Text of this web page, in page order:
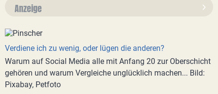
Anzeige
Verdiene ich zu wenig, oder lügen die anderen?
Warum auf Social Media alle mit Anfang 20 zur Oberschicht
gehören und warum Vergleiche unglücklich machen... Bild:
Pixabay, Petfoto